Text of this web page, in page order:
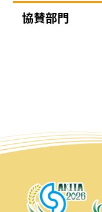
協賛部門